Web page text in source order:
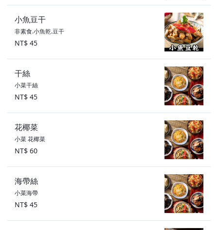
小魚豆干
非素食.小魚乾.豆干
NT$ 45
干絲
小菜干絲
NT$ 45
花椰菜
小菜 花椰菜
NT$ 60
海帶絲
小菜海帶
NT$ 45